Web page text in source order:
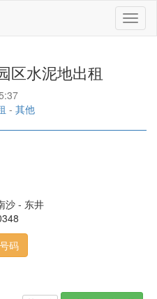
区水泥地出租
- 其他
沙 - 东井
码